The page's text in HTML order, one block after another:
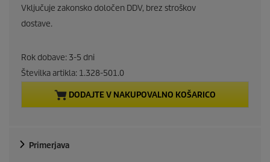
u
r
r
e
n
p
Vključuje zakonsko določen DDV, brez stroškov
dostave.
Rok dobave: 3-5 dni
Številka artikla: 1.328-501.0
DODAJTE V NAKUPOVALNO KOŠARICO
Primerjava